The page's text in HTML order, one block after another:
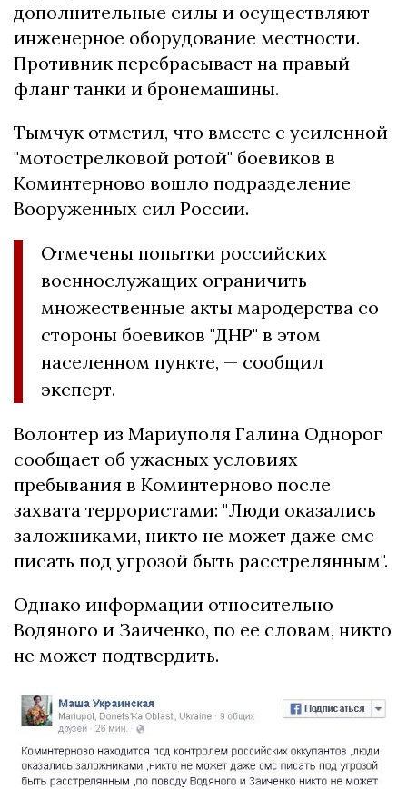
дополнительные силы и осуществляют
инженерное оборудование местности.
Противник перебрасывает на правый
фланг танки и бронемашины.
Тымчук отметил, что вместе с усиленной
"мотострелковой ротой" боевиков в
Коминтерново вошло подразделение
Вооруженных сил России.
Отмечены попытки российских
военнослужащих ограничить
множественные акты мародерства со
стороны боевиков "ДНР" в этом
населенном пункте, — сообщил
эксперт.
Волонтер из Мариуполя Галина Однорог
сообщает об ужасных условиях
пребывания в Коминтерново после
захвата террористами: "Люди оказались
заложниками, никто не может даже смс
писать под угрозой быть расстрелянным".
Однако информации относительно
Водяного и Заиченко, по ее словам, никто
не может подтвердить.